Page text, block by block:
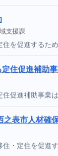
支援課
を促進するた
住促進補助
促進補助事業
之表市人材確
・定住を促進